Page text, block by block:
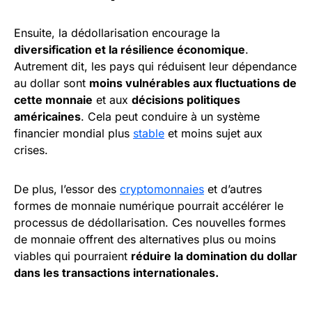
Ensuite, la dédollarisation encourage la
diversification et la résilience économique.
Autrement dit, les pays qui réduisent leur dépendance
au dollar sont moins vulnérables aux fluctuations de
cette monnaie et aux décisions politiques
américaines. Cela peut conduire à un système
financier mondial plus stable et moins sujet aux
crises.
De plus, l’essor des cryptomonnaies et d’autres
formes de monnaie numérique pourrait accélérer le
processus de dédollarisation. Ces nouvelles formes
de monnaie offrent des alternatives plus ou moins
viables qui pourraient réduire la domination du dollar
dans les transactions internationales.